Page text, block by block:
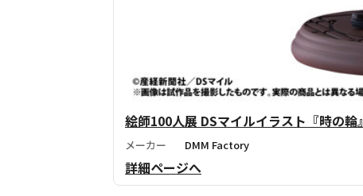
絵師100人展 DSマイルイラスト『時の輪』
メーカー DMM Factory
詳細ページへ